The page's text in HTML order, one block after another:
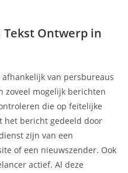
Tekst Ontwerp in
van persbureaus
zoveel mogelijk berichten
die op feitelijke
het bericht gedeeld door
zijn van een
of een nieuwszender. Ook
actief. Al deze